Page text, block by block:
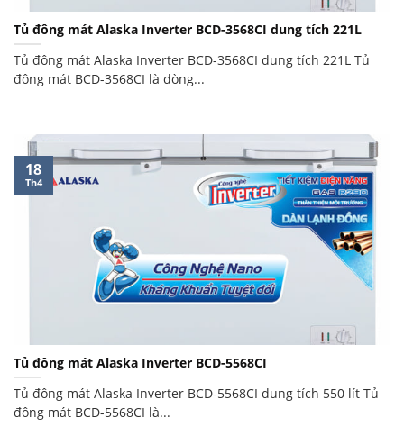
Tủ đông mát Alaska Inverter BCD-3568CI dung tích 221L
Tủ đông mát Alaska Inverter BCD-3568CI dung tích 221L Tủ
đông mát BCD-3568CI là dòng...
Tủ đông mát Alaska Inverter BCD-5568CI
Tủ đông mát Alaska Inverter BCD-5568CI dung tích 550 lít Tủ
đông mát BCD-5568CI là...
18
Th4